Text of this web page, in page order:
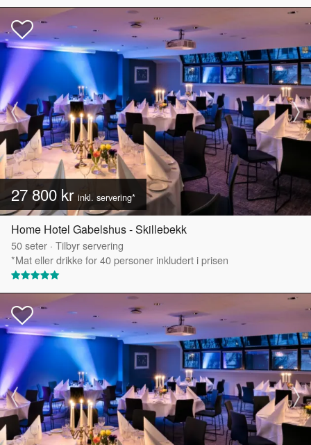
27 800 kr inkl. servering*
Home Hotel Gabelshus - Skillebekk
50seter · Tilbyr servering
*Mat eller drikke for 40 personer inkludert i prisen